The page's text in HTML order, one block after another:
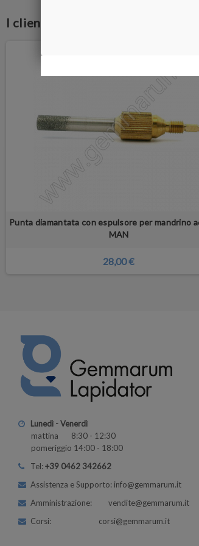
I clienti che hanno acquistato
Punta diamantata con espulsore per mandrino
MAN
28,00 €
Lunedì - Venerdì
mattina 8:30 - 12:30
pomeriggio 14:00 - 18:00
Tel:+39 0462 342662
Assistenza e Supporto: info@gemmarum.it
Amministrazione: vendite@gemmarum.it
Corsi: corsi@gemmarum.it